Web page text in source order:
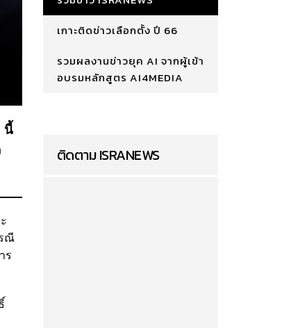
นี้
ณี
ร
เกาะติดข่าวเลือกตั้ง ปี 66
รวมผลงานข่าวยุค AI จากผู้เข้า
อบรมหลักสูตร AI4MEDIA
ติดตาม ISRANEWS